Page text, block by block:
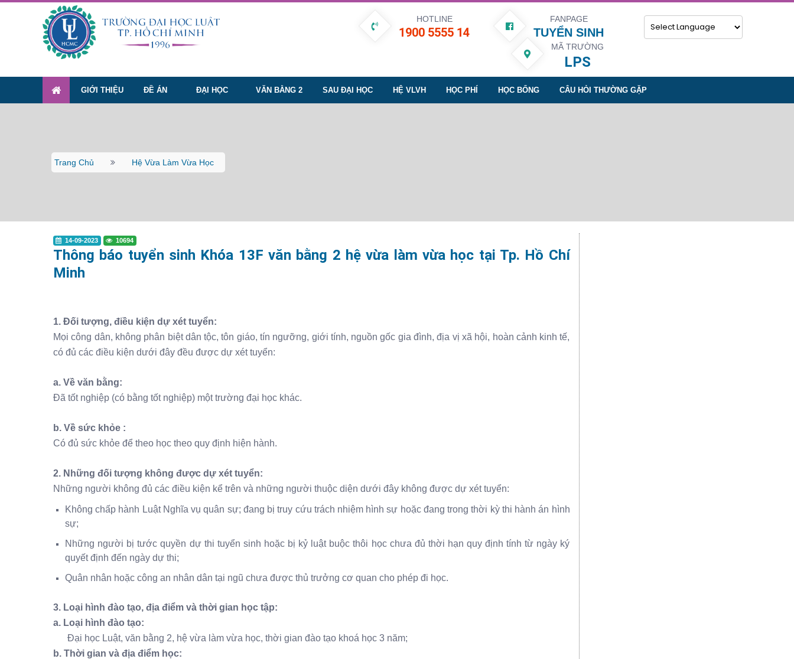
FANPAGE
TUYỂN SINH
HOTLINE
1900 5555 14
MÃ TRƯỜNG
LPS
GIỚI THIỆU ĐỀ ÁN ĐẠI HỌC VĂN BẰNG 2 SAU ĐẠI HỌC HỆ VLVH HỌC PHÍ HỌC BỔNG CÂU HỎI THƯỜNG GẶP
Trang Chủ Hệ Vừa Làm Vừa Học
14-09-2023 10694
Thông báo tuyển sinh Khóa 13F văn bằng 2 hệ vừa làm vừa học tại Tp. Hồ Chí
Minh
1. Đối tượng, điều kiện dự xét tuyển:
Mọi công dân, không phân biệt dân tộc, tôn giáo, tín ngưỡng, giới tính, nguồn gốc gia đình, địa vị xã hội, hoàn cảnh kinh tế,
có đủ các điều kiện dưới đây đều được dự xét tuyển:
a. Về văn bằng:
Đã tốt nghiệp (có bằng tốt nghiệp) một trường đại học khác.
b. Về sức khỏe :
Có đủ sức khỏe để theo học theo quy định hiện hành.
2. Những đối tượng không được dự xét tuyển:
Những người không đủ các điều kiện kể trên và những người thuộc diện dưới đây không được dự xét tuyển:
Không chấp hành Luật Nghĩa vụ quân sự; đang bị truy cứu trách nhiệm hình sự hoặc đang trong thời kỳ thi hành án hình
sự;
Những người bị tước quyền dự thi tuyển sinh hoặc bị kỷ luật buộc thôi học chưa đủ thời hạn quy định tính từ ngày ký
quyết định đến ngày dự thi;
Quân nhân hoặc công an nhân dân tại ngũ chưa được thủ trưởng cơ quan cho phép đi học.
3. Loại hình đào tạo, địa điểm và thời gian học tập:
a. Loại hình đào tạo:
Đại học Luật, văn bằng 2, hệ vừa làm vừa học, thời gian đào tạo khoá học 3 năm;
b. Thời gian và địa điểm học: